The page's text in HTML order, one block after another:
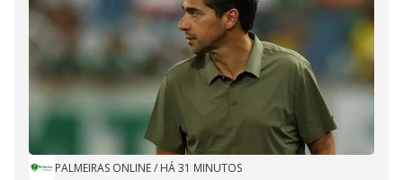
PALMEIRAS ONLINE/ HÁ 31 MINUTOS